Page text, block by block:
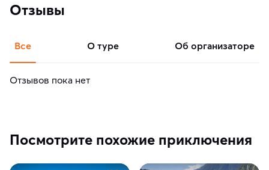
Отзывы
Все о туре об организаторе
Отзывов пока нет
Посмотрите похожие приключения